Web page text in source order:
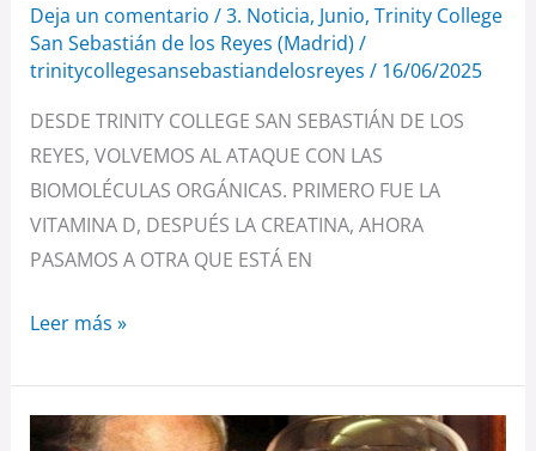
Deja un comentario /3. Noticia, Junio, Trinity College
San Sebastián de los Reyes (Madrid) /
trinitycollegesansebastiandelosreyes / 16/06/2025
DESDE TRINITY COLLEGE SAN SEBASTIÁN DE LOS
REYES, VOLVEMOS AL ATAQUE CON LAS
BIOMOLÉCULAS ORGÁNICAS. PRIMERO FUE LA
VITAMINA D, DESPUÉS LA CREATINA, AHORA
PASAMOS A OTRA QUE ESTÁ EN
Leer más »
El